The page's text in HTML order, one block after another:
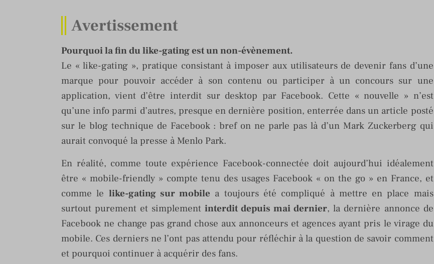
Avertissement
Pourquoi la fin du like-gating est un non-évènement.
Le « like-gating », pratique consistant à imposer aux utilisateurs de devenir fans d’une
marque pour pouvoir accéder à son contenu ou participer à un concours sur une
application, vient d’être interdit sur desktop par Facebook. Cette « nouvelle » n’est
qu’une info parmi d’autres, presque en dernière position, enterrée dans un article posté
sur le blog technique de Facebook : bref on ne parle pas là d’un Mark Zuckerberg qui
aurait convoqué la presse à Menlo Park.
En réalité, comme toute expérience Facebook-connectée doit aujourd’hui idéalement
être « mobile-friendly » compte tenu des usages Facebook « on the go » en France, et
comme le like-gating sur mobile a toujours été compliqué à mettre en place mais
surtout purement et simplementinterdit depuis mai dernier, la dernière annonce de
Facebook ne change pas grand chose aux annonceurs et agences ayant pris le virage du
mobile. Ces derniers ne l’ont pas attendu pour réfléchir à la question de savoir comment
et pourquoi continuer à acquérir des fans.